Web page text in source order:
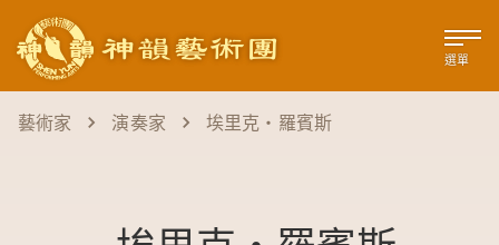
選單
藝術家 演奏家 埃里克‧羅賓斯